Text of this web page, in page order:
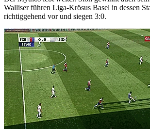
Walliser führen Liga-Krösus Basel in dessen
richtiggehend vor und siegen 3:0.